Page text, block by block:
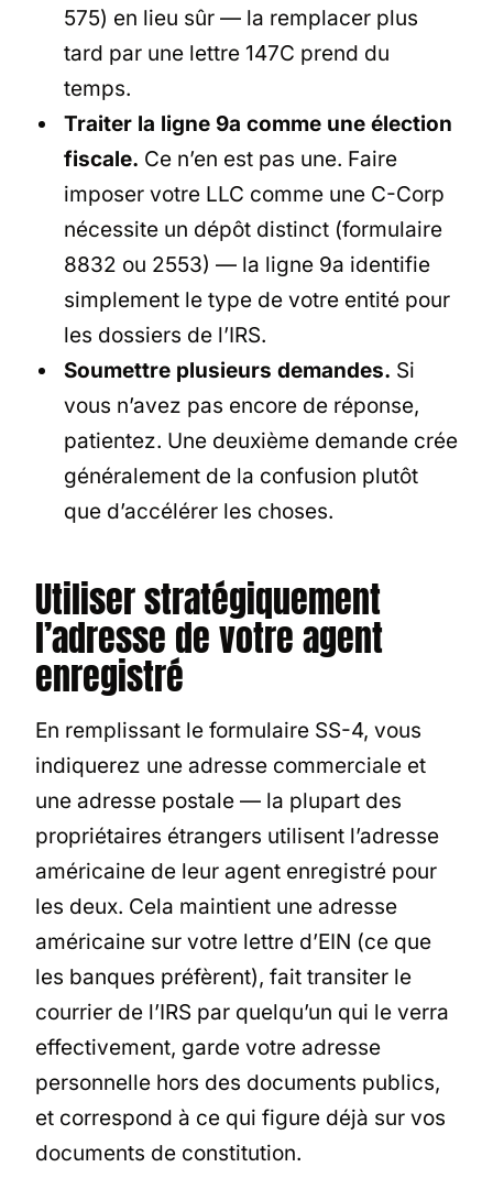
575) en lieu sûr — la remplacer plus
tard par une lettre 147C prend du
temps.
Traiter la ligne 9a comme une élection
fiscale. Ce n’en est pas une. Faire
imposer votre LLC comme une C-Corp
nécessite un dépôt distinct (formulaire
8832 ou 2553) — la ligne 9a identifie
simplement le type de votre entité pour
les dossiers de l’IRS.
Soumettre plusieurs demandes. Si
vous n’avez pas encore de réponse,
patientez. Une deuxième demande crée
généralement de la confusion plutôt
que d’accélérer les choses.
Utiliser stratégiquement
l’adresse de votre agent
enregistré
En remplissant le formulaire SS-4, vous
indiquerez une adresse commerciale et
une adresse postale — la plupart des
propriétaires étrangers utilisent l’adresse
américaine de leur agent enregistré pour
les deux. Cela maintient une adresse
américaine sur votre lettre d’EIN (ce que
les banques préfèrent), fait transiter le
courrier de l’IRS par quelqu’un qui le verra
effectivement, garde votre adresse
personnelle hors des documents publics,
et correspond à ce qui figure déjà sur vos
documents de constitution.